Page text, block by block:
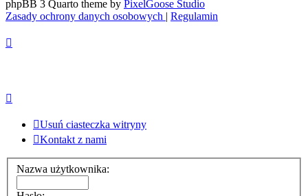
phpBB 3 Quarto theme by PixelGoose Studio
Zasady ochrony danych osobowych | Regulamin
Usuń ciasteczka witryny
Kontakt z nami
Nazwa użytkownika: